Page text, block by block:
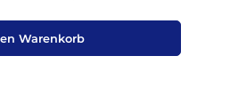
Warenkorb